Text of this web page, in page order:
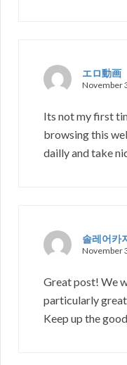
エロ動画
November
Its not my first
browsing this
dailly and take
솔레어카
November
Great post! We
particularly
Keep up the